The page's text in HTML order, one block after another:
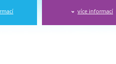
více informací